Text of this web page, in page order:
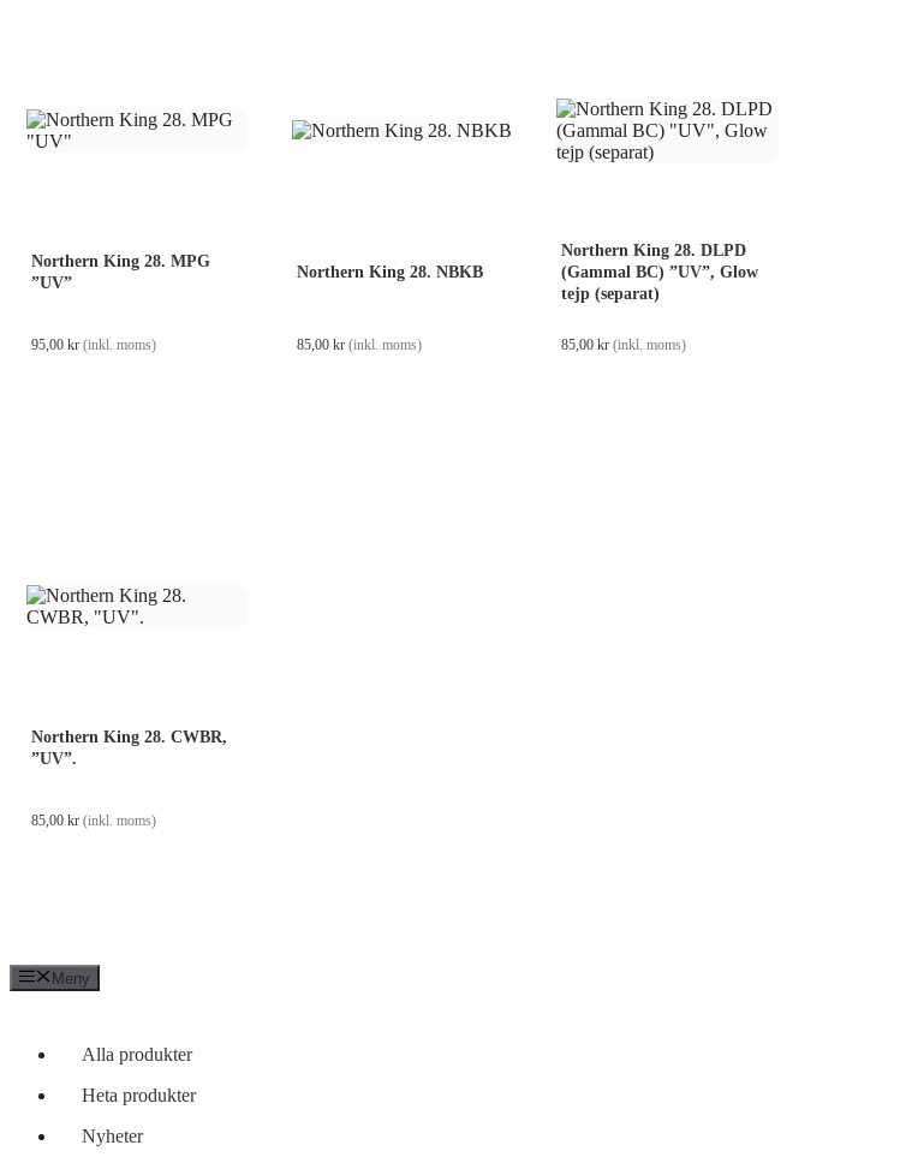
Northern King 28. MPG
”UV”
95,00 kr (inkl. moms)
Northern King 28. NBKB
85,00 kr (inkl. moms)
Northern King 28. DLPD
(Gammal BC) ”UV”, Glow
tejp (separat)
85,00kr (inkl. moms)
Northern King 28. CWBR,
”UV”.
85,00 kr (inkl. moms)
Meny
Alla produkter
Heta produkter
Nyheter